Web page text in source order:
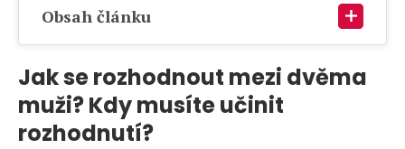
Obsah článku
Jak se rozhodnout mezi dvěma
muži? Kdy musíte učinit
rozhodnutí?